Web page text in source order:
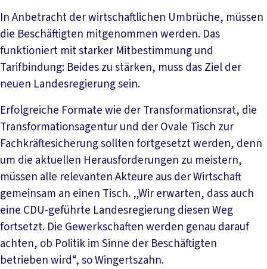
In Anbetracht der wirtschaftlichen Umbrüche, müssen
die Beschäftigten mitgenommen werden. Das
funktioniert mit starker Mitbestimmung und
Tarifbindung: Beides zu stärken, muss das Ziel der
neuen Landesregierung sein.
Erfolgreiche Formate wie der Transformationsrat, die
Transformationsagentur und der Ovale Tisch zur
Fachkräftesicherung sollten fortgesetzt werden, denn
um die aktuellen Herausforderungen zu meistern,
müssen alle relevanten Akteure aus der Wirtschaft
gemeinsam an einen Tisch. „Wir erwarten, dass auch
eine CDU-geführte Landesregierung diesen Weg
fortsetzt. Die Gewerkschaften werden genau darauf
achten, ob Politik im Sinne der Beschäftigten
betrieben wird“, so Wingertszahn.